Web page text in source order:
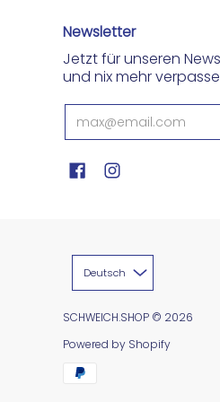
Newsletter
Jetzt für unseren
und nix mehr
Deutsch
SCHWEICH.SHOP © 2026
Powered by Shopify